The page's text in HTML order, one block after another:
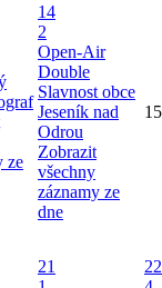
ze
14
2
Open-Air
Double
Slavnost obce
Jeseník nad
Odrou
Zobrazit
všechny
záznamy ze
dne
15
21
22